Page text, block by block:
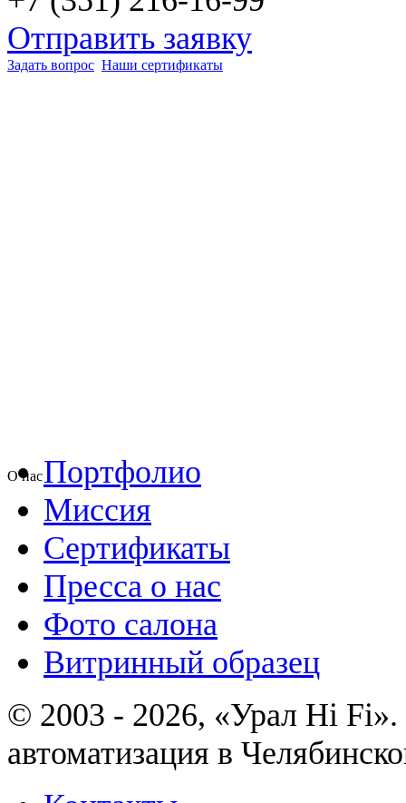
Отправить заявку
Задать вопрос Наши сертификаты
О насПортфолио
Миссия
Сертификаты
Пресса о нас
Фото салона
Витринный образец
© 2003 - 2026, «Урал Hi
автоматизация в